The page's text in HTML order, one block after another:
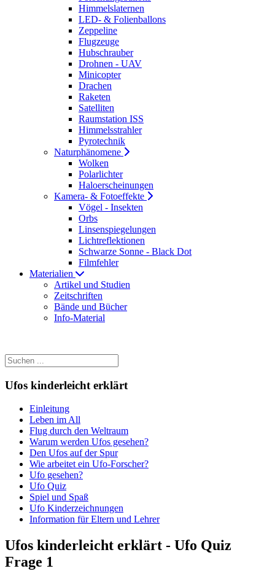
Himmelslaternen
LED- & Folienballons
Zeppeline
Flugzeuge
Hubschrauber
Drohnen - UAV
Minicopter
Drachen
Raketen
Satelliten
Raumstation ISS
Himmelsstrahler
Pyrotechnik
Naturphänomene
Wolken
Polarlichter
Haloerscheinungen
Kamera- & Fotoeffekte
Vögel - Insekten
Orbs
Linsenspiegelungen
Lichtreflektionen
Schwarze Sonne - Black Dot
Filmfehler
Materialien
Artikel und Studien
Zeitschriften
Bände und Bücher
Info-Material
Ufos kinderleicht erklärt
Einleitung
Leben im All
Flug durch den Weltraum
Warum werden Ufos gesehen?
Den Ufos auf der Spur
Wie arbeitet ein Ufo-Forscher?
Ufo gesehen?
Ufo Quiz
Spiel und Spaß
Ufo Kinderzeichnungen
Information für Eltern und Lehrer
Ufos kinderleicht erklärt - Ufo Quiz
Frage 1